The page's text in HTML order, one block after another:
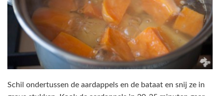
Schil ondertussen de aardappels en de bataat en snij ze in